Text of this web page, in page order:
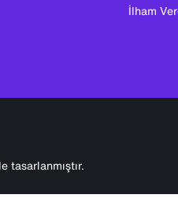
İlham
tasarlanmıştır.